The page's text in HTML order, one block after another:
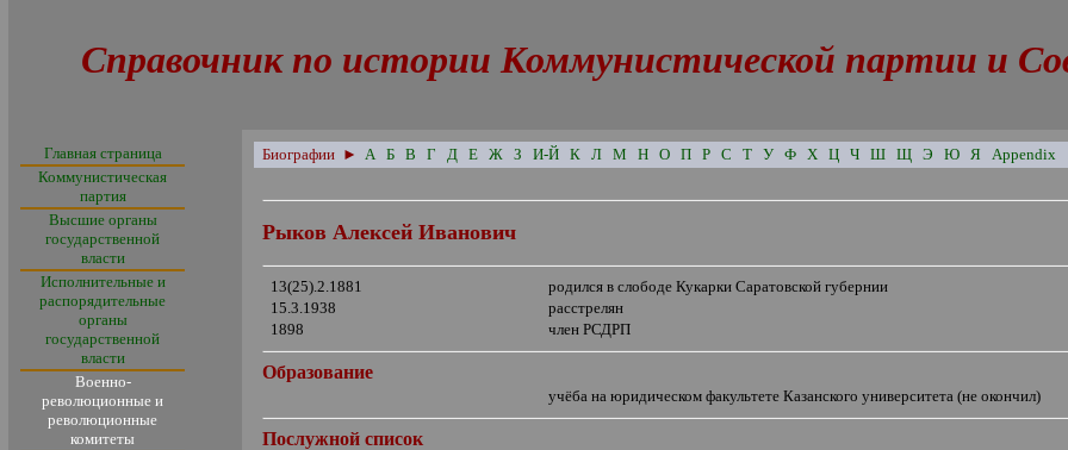
Справочник по истории Коммунистической партии и
Главная страница
Коммунистическая
партия
Высшие органы
государственной
власти
Исполнительные и
распорядительные
органы
государственной
власти
Военно-
революционные и
революционные
комитеты
Биографии ► А Б В Г Д Е Ж З И-Й К Л М Н О П Р С Т У Ф Х Ц Ч Ш Щ Э Ю Я Appendix
Рыков Алексей Иванович
13(25).2.1881
родился в слободе Кукарки Саратовской губернии
15.3.1938
расстрелян
1898
член РСДРП
Образование
учёба на юридическом факультете Казанского университета (не окончил)
Послужной список